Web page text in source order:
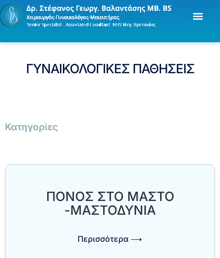
ΓΥΝΑΙΚΟΛΟΓΙΚΕΣ ΠΑΘΗΣΕΙΣ
Κατηγορίες
ΠΟΝΟΣ ΣΤΟ ΜΑΣΤΟ
-ΜΑΣΤΟΔΥΝΙΑ
Περισσότερα ⟶